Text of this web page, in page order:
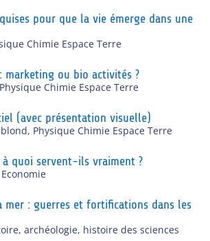
pour que la vie émerge dans une
Chimie Espace Terre
marketing ou bio activités ?
Physique Chimie Espace Terre
(avec présentation visuelle)
, Physique Chimie Espace Terre
à quoi servent-ils vraiment ?
Economie
mer : guerres et fortifications dans les
archéologie, histoire des sciences